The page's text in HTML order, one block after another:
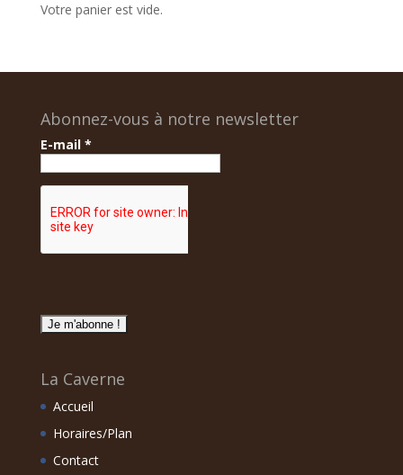
Votre panier est vide.
Abonnez-vous à notre newsletter
E-mail *
La Caverne
Accueil
Horaires/Plan
Contact